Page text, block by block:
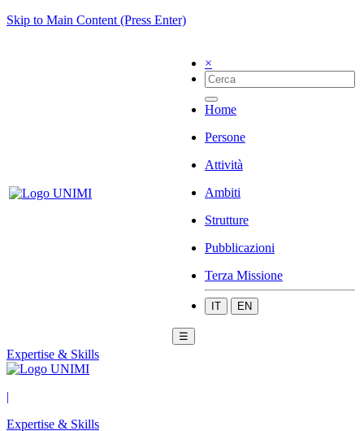
Skip to Main Content (Press Enter)
×
Home
Persone
Attività
Ambiti
Strutture
Pubblicazioni
Terza Missione
IT EN
☰
Expertise & Skills
|
Expertise & Skills